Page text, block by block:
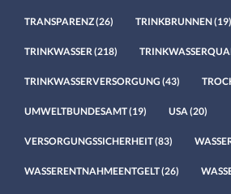
TRANSPARENZ(26) TRINKBRUNNEN(19)
TRINKWASSER(218)
TRINKWASSERVERSORGUNG (43)
UMWELTBUNDESAMT(19) USA(20)
VERSORGUNGSSICHERHEIT(83)
WASSERENTNAHMEENTGELT(26)